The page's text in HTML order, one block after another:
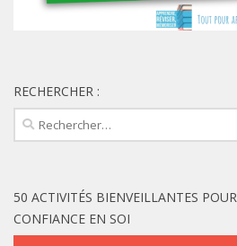
RECHERCHER :
Rechercher :
50 ACTIVITÉS BIENVEILLANTES
CONFIANCE EN SOI